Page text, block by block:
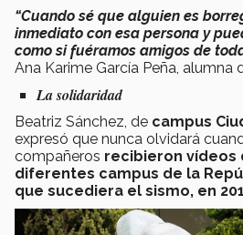
“Cuando sé que alguien es
inmediato con esa persona y
como si fuéramos amigos de
Ana Karime García Peña, alumna
La solidaridad
Beatriz Sánchez, de campus
expresó que nunca olvidará
compañeros recibieron vídeos
diferentes campus de la
que sucediera el sismo, en